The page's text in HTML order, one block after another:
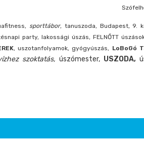
sporttábor, tanuszoda, Budapest, 9.
party, lakossági úszás, FELNŐTT
, uszotanfolyamok, gyógyúszás, LoBoGó
szoktatás, úszómester, USZODA,